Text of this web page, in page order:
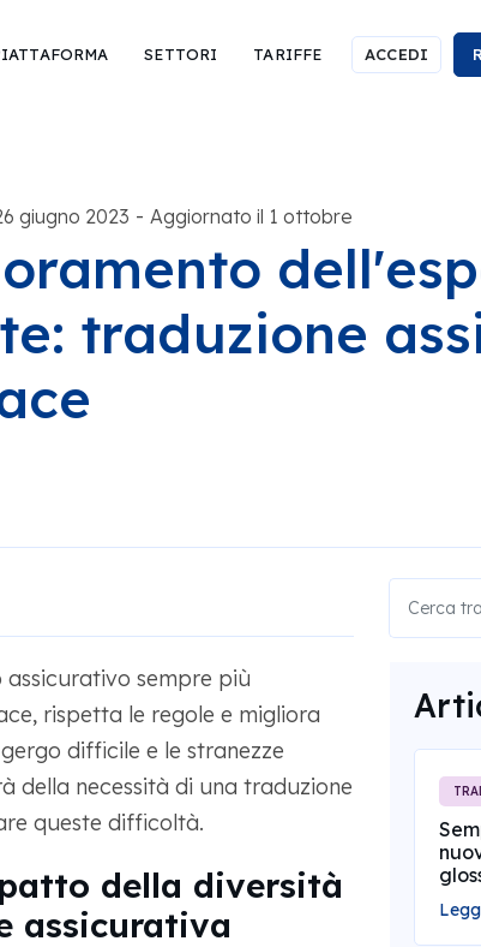
SETTORI TARIFFE ACCEDI
giugno 2023 - Aggiornato il 1 ottobre
traduzione
sempre più
rispetta le regole e migliora
difficile e le stranezze
della necessità di una traduzione
queste difficoltà.
della diversità
assicurativa